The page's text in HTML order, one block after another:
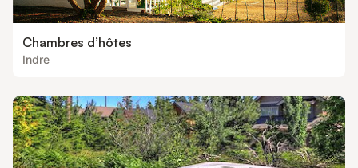
Chambres d’hôtes
Indre